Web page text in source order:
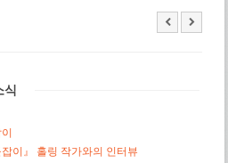
식
잡이』 홀링 작가와의 인터뷰